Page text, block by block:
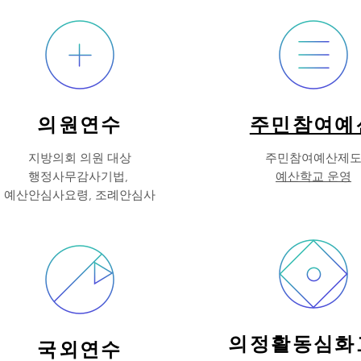
의원연수
지방의회 의원 대상
행정사무감사기법,
예산안심사요령, 조례안심사
국외연수
주민참여예
주민참여예산제도
예산학교 운영
의정활동심화